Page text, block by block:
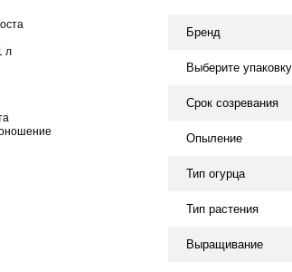
Бренд
Выберите упаковку
Срок созревания
Опыление
Тип огурца
Тип растения
Выращивание